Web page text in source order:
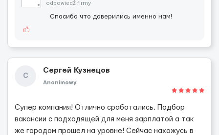
odpowiedź firmy
Спасибо что доверились именно нам!
С
Сергей Кузнецов
Anonimowy
Супер компания! Отлично сработались. Подбор
вакансии с подходящей для меня зарплатой а так
же городом прошел на уровне! Сейчас нахожусь в